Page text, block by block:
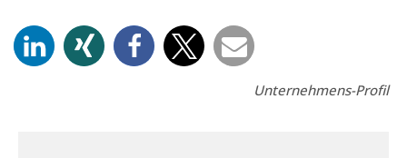
Unternehmens-Profil